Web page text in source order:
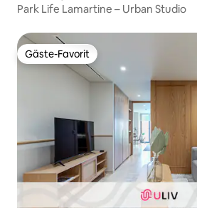
Park Life Lamartine – Urban Studio
Gäste-Favorit
Gäste-Favorit